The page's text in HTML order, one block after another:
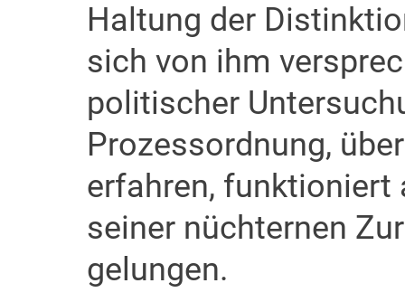
Haltung der
sich von ihm
politischer
Prozessordnung,
erfahren, funktioniert
seiner nüchternen
gelungen.